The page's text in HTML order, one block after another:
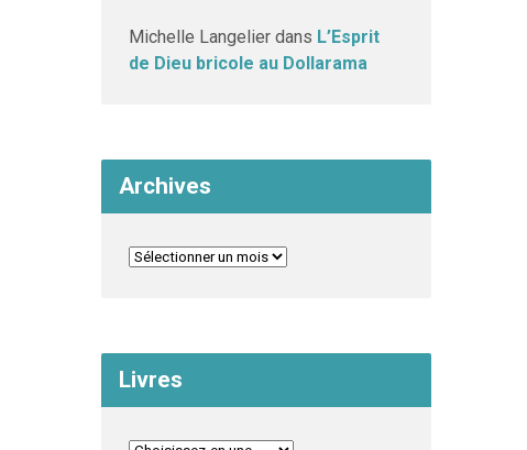
Michelle Langelier dans L’Esprit
de Dieu bricole au Dollarama
Archives
Livres